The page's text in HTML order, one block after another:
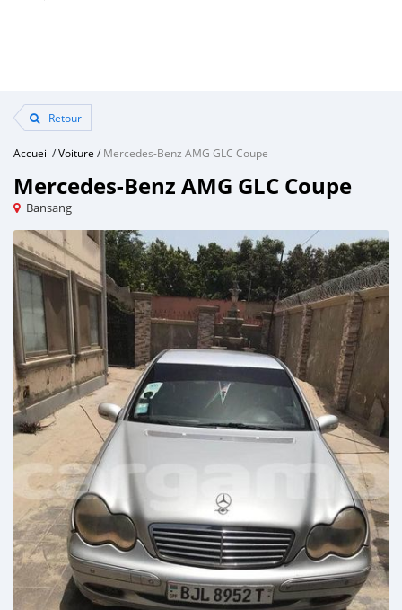
Retour
Accueil /Voiture /Mercedes-Benz AMG GLC Coupe
Mercedes-Benz AMG GLC Coupe
Bansang